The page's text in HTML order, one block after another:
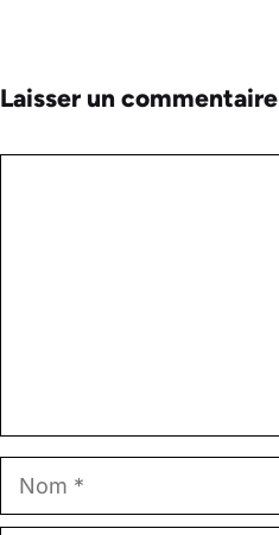
Laisser un commentaire